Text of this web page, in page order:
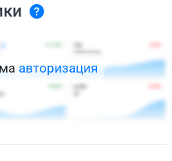
авторизация